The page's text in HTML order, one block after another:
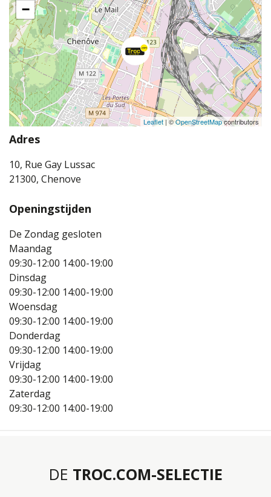
−
Leaflet | ©OpenStreetMapcontributors
Adres
10, Rue Gay Lussac
21300, Chenove
Openingstijden
De Zondag gesloten
Maandag
09:30-12:00 14:00-19:00
Dinsdag
09:30-12:00 14:00-19:00
Woensdag
09:30-12:00 14:00-19:00
Donderdag
09:30-12:00 14:00-19:00
Vrijdag
09:30-12:00 14:00-19:00
Zaterdag
09:30-12:00 14:00-19:00
DE TROC.COM-SELECTIE